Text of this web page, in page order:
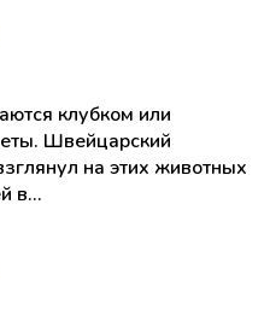
клубком или
Швейцарский
на этих животных
в…